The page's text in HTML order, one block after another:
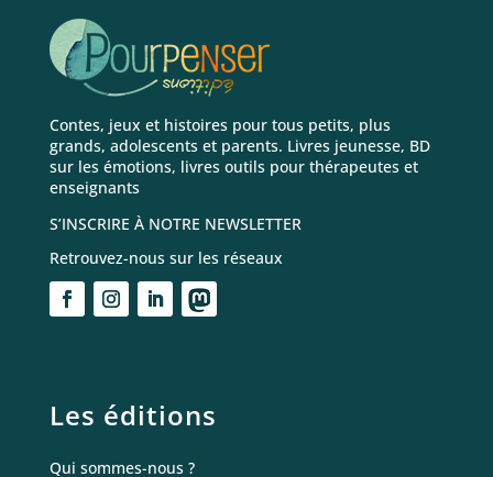
Contes, jeux et histoires pour tous petits, plus
grands, adolescents et parents. Livres jeunesse, BD
sur les émotions, livres outils pour thérapeutes et
enseignants
S’INSCRIRE À NOTRE NEWSLETTER
Retrouvez-nous sur les réseaux
Les éditions
Qui sommes-nous ?